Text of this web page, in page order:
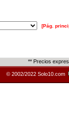
[Pág.
** Precios
© 2002/2022 Solo10.com